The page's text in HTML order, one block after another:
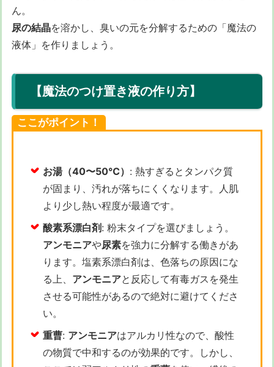
ん。
尿の結晶を溶かし、臭いの元を分解するための「魔法の
液体」を作りましょう。
【魔法のつけ置き液の作り方】
ここがポイント！
お湯（40〜50℃） : 熱すぎるとタンパク質
が固まり、汚れが落ちにくくなります。人肌
より少し熱い程度が最適です。
酸素系漂白剤: 粉末タイプを選びましょう。
アンモニアや尿素を強力に分解する働きがあ
ります。塩素系漂白剤は、色落ちの原因にな
る上、 アンモニアと反応して有毒ガスを発生
させる可能性があるので絶対に避けてくださ
い。
重曹: アンモニアはアルカリ性なので、酸性
の物質で中和するのが効果的です。しかし、